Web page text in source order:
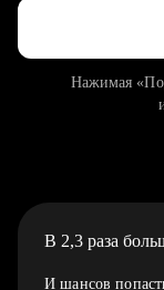
Нажимая
В 2,3 раза
И шансов